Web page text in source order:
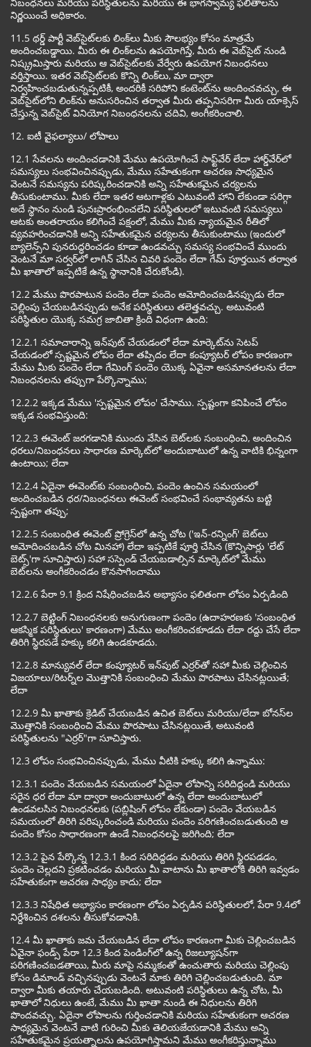
నిర్ణయించే అధికారం.
11.5 థర్డ్ పార్టీ వెబ్‌సైట్‌లకు లింక్‌లు మీకు సౌలభ్యం కోసం మాత్రమే
అందించబడ్డాయి. మీరు ఈ లింక్‌లను ఉపయోగిస్తే, మీరు ఈ వెబ్‌సైట్ నుండి
నిష్క్రమిస్తారు మరియు ఆ వెబ్‌సైట్‌లకు వేర్వేరు ఉపయోగ నిబంధనలు
వర్తిస్తాయి. ఇతర వెబ్‌సైట్‌లకు కొన్ని లింక్‌లు, మా ద్వారా
నిర్వహించబడుతున్నప్పటికీ, అందరికీ సరిపోని కంటెంట్‌ను అందించవచ్చు, ఈ
వెబ్‌సైట్‌లోని లింక్‌ను అనుసరించిన తర్వాత మీరు తప్పనిసరిగా మీరు యాక్సెస్
చేస్తున్న వెబ్‌సైట్ వినియోగ నిబంధనలను చదివి, అంగీకరించాలి.
12. ఐటీ వైఫల్యాలు/ లోపాలు
12.1 సేవలను అందించడానికి మేము ఉపయోగించే సాఫ్ట్‌వేర్ లేదా హార్డ్‌వేర్‌లో
సమస్యలు సంభవించినప్పుడు, మేము సహేతుకంగా ఆచరణ సాధ్యమైన
వెంటనే సమస్యను పరిష్కరించడానికి అన్ని సహేతుకమైన చర్యలను
తీసుకుంటాము. మీకు లేదా ఇతర ఆటగాళ్లకు ఎటువంటి హాని లేకుండా సరిగ్గా
అదే స్థానం నుండి పునఃప్రారంభించలేని పరిస్థితులలో ఇటువంటి సమస్యలు
ఆటకు అంతరాయం కలిగించే పక్షంలో, మేము మీకు న్యాయమైన రీతిలో
వ్యవహరించడానికి అన్ని సహేతుకమైన చర్యలను తీసుకుంటాము (ఇందులో
బ్యాలెన్స్‌ని పునరుద్ధరించడం కూడా ఉండవచ్చు సమస్య సంభవించే ముందు
వెంటనే మా సర్వర్‌లో లాగిన్ చేసిన చివరి పందెం లేదా గేమ్ పూర్తయిన తర్వాత
మీ ఖాతాలో ఇప్పటికే ఉన్న స్థానానికి చేరుకోండి).
12.2 మేము పొరపాటున పందెం లేదా పందెం ఆమోదించబడినప్పుడు లేదా
చెల్లింపు చేయబడినప్పుడు అనేక పరిస్థితులు తలెత్తవచ్చు. అటువంటి
పరిస్థితుల యొక్క సమగ్ర జాబితా క్రింది విధంగా ఉంది:
12.2.1 సమాచారాన్ని ఇన్‌పుట్ చేయడంలో లేదా మార్కెట్‌ను సెటప్
చేయడంలో స్పష్టమైన లోపం లేదా తప్పిదం లేదా కంప్యూటర్ లోపం కారణంగా
మేము మీకు పందెం లేదా గేమింగ్ పందెం యొక్క ఏవైనా అసమానతలను లేదా
నిబంధనలను తప్పుగా పేర్కొన్నాము;
12.2.2 ఇక్కడ మేము 'స్పష్టమైన లోపం' చేసాము. స్పష్టంగా కనిపించే లోపం
ఇక్కడ సంభవిస్తుంది:
12.2.3 ఈవెంట్ జరగడానికి ముందు వేసిన బెట్‌లకు సంబంధించి, అందించిన
ధరలు/నిబంధనలు సాధారణ మార్కెట్‌లో అందుబాటులో ఉన్న వాటికి భిన్నంగా
ఉంటాయి; లేదా
12.2.4 ఏదైనా ఈవెంట్‌కు సంబంధించి, పందెం ఉంచిన సమయంలో
అందించబడిన ధర/నిబంధనలు ఈవెంట్ సంభవించే సంభావ్యతను బట్టి
స్పష్టంగా తప్పు;
12.2.5 సంబంధిత ఈవెంట్ ప్రోగ్రెస్‌లో ఉన్న చోట ('ఇన్-రన్నింగ్' బెట్‌లు
ఆమోదించబడిన చోట మినహా) లేదా ఇప్పటికే పూర్తి చేసిన (కొన్నిసార్లు 'లేట్
బెట్స్'గా సూచిస్తారు) సహా సస్పెండ్ చేయబడాల్సిన మార్కెట్‌లో మేము
బెట్‌లను అంగీకరించడం కొనసాగించాము
12.2.6 పేరా 9.1 క్రింద నిషేధించబడిన అభ్యాసం ఫలితంగా లోపం ఏర్పడింది
12.2.7 బెట్టింగ్ నిబంధనలకు అనుగుణంగా పందెం (ఉదాహరణకు 'సంబంధిత
ఆకస్మిక పరిస్థితులు' కారణంగా) మేము అంగీకరించకూడదు లేదా రద్దు చేసే లేదా
తిరిగి స్థిరపడే హక్కు కలిగి ఉండకూడదు.
12.2.8 మాన్యువల్ లేదా కంప్యూటర్ ఇన్‌పుట్ ఎర్రర్‌తో సహా మీకు చెల్లించిన
విజయాలు/రిటర్న్‌ల మొత్తానికి సంబంధించి మేము పొరపాటు చేసినట్లయితే;
లేదా
12.2.9 మీ ఖాతాకు క్రెడిట్ చేయబడిన ఉచిత బెట్‌లు మరియు/లేదా బోనస్‌ల
మొత్తానికి సంబంధించి మేము పొరపాటు చేసినట్లయితే, అటువంటి
పరిస్థితులను "ఎర్రర్"గా సూచిస్తారు.
12.3 లోపం సంభవించినప్పుడు, మేము వీటికి హక్కు కలిగి ఉన్నాము:
12.3.1 పందెం వేయబడిన సమయంలో ఏదైనా లోపాన్ని సరిదిద్దండి మరియు
సరైన ధర లేదా మా ద్వారా అందుబాటులో ఉన్న లేదా అందుబాటులో
ఉండవలసిన నిబంధనలకు (పబ్లిషింగ్ లోపం లేకుండా) పందెం వేయబడిన
సమయంలో తిరిగి పరిష్కరించండి మరియు పందెం పరిగణించబడుతుంది ఆ
పందెం కోసం సాధారణంగా ఉండే నిబంధనలపై జరిగింది; లేదా
12.3.2 పైన పేర్కొన్న 12.3.1 కింద సరిదిద్దడం మరియు తిరిగి స్థిరపడడం,
పందెం చెల్లదని ప్రకటించడం మరియు మీ వాటాను మీ ఖాతాలోకి తిరిగి ఇవ్వడం
సహేతుకంగా ఆచరణ సాధ్యం కాదు; లేదా
12.3.3 నిషేధిత అభ్యాసం కారణంగా లోపం ఏర్పడిన పరిస్థితులలో, పేరా 9.4లో
నిర్దేశించిన దశలను తీసుకోవడానికి.
12.4 మీ ఖాతాకు జమ చేయబడిన లేదా లోపం కారణంగా మీకు చెల్లించబడిన
ఏవైనా ఫండ్స్ పేరా 12.3 కింద పెండింగ్‌లో ఉన్న రిజల్యూషన్‌గా
పరిగణించబడతాయి, మీరు మాపై నమ్మకంతో ఉంచుతారు మరియు చెల్లింపు
కోసం డిమాండ్ వచ్చినప్పుడు వెంటనే మాకు తిరిగి చెల్లించబడుతుంది. మా
ద్వారా మీకు తయారు చేయబడింది. అటువంటి పరిస్థితులు ఉన్న చోట, మీ
ఖాతాలో నిధులు ఉంటే, మేము మీ ఖాతా నుండి ఈ నిధులను తిరిగి
పొందవచ్చు. ఏదైనా లోపాలను గుర్తించడానికి మరియు సహేతుకంగా ఆచరణ
సాధ్యమైన వెంటనే వాటి గురించి మీకు తెలియజేయడానికి మేము అన్ని
సహేతుకమైన ప్రయత్నాలను ఉపయోగిస్తామని మేము అంగీకరిస్తున్నాము